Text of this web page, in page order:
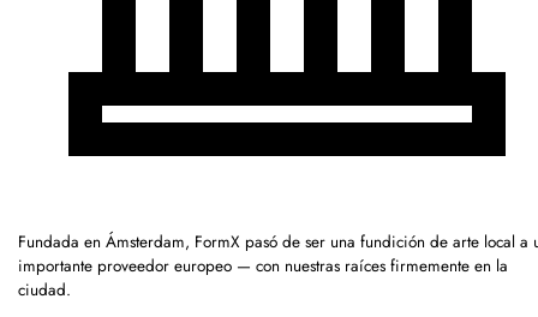
Fundada en Ámsterdam, FormX pasó de ser una fundición de arte local a
importante proveedor europeo — con nuestras raíces firmemente en la
ciudad.